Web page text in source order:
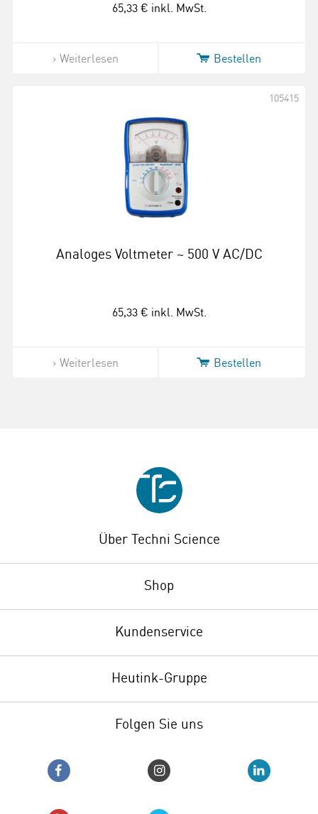
65,33 € inkl. MwSt.
Weiterlesen Bestellen
Analoges Voltmeter ~ 500 V AC/DC
105415
65,33 € inkl. MwSt.
Weiterlesen Bestellen
Über Techni Science
Shop
Kundenservice
Heutink-Gruppe
Folgen Sie uns